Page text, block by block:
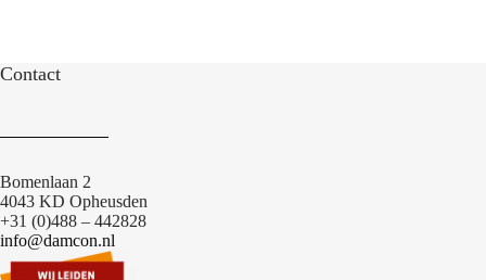
Contact
Bomenlaan 2
4043 KD Opheusden
+31 (0)488 – 442828
info@damcon.nl